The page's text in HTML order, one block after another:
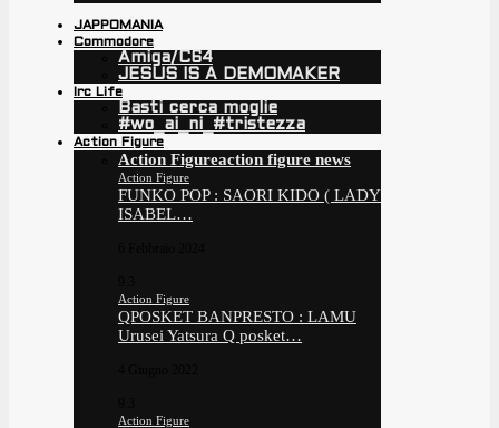
JAPPOMANIA
Commodore
Amiga/C64
JESUS IS A DEMOMAKER
Irc Life
Basti cerca moglie
#wo_ai_ni_#tristezza
Action Figure
Action Figureaction figure news
Action Figure
FUNKO POP : SAORI KIDO ( LADY
ISABEL…
Action Figure
QPOSKET BANPRESTO : LAMU
Urusei Yatsura Q posket…
Action Figure